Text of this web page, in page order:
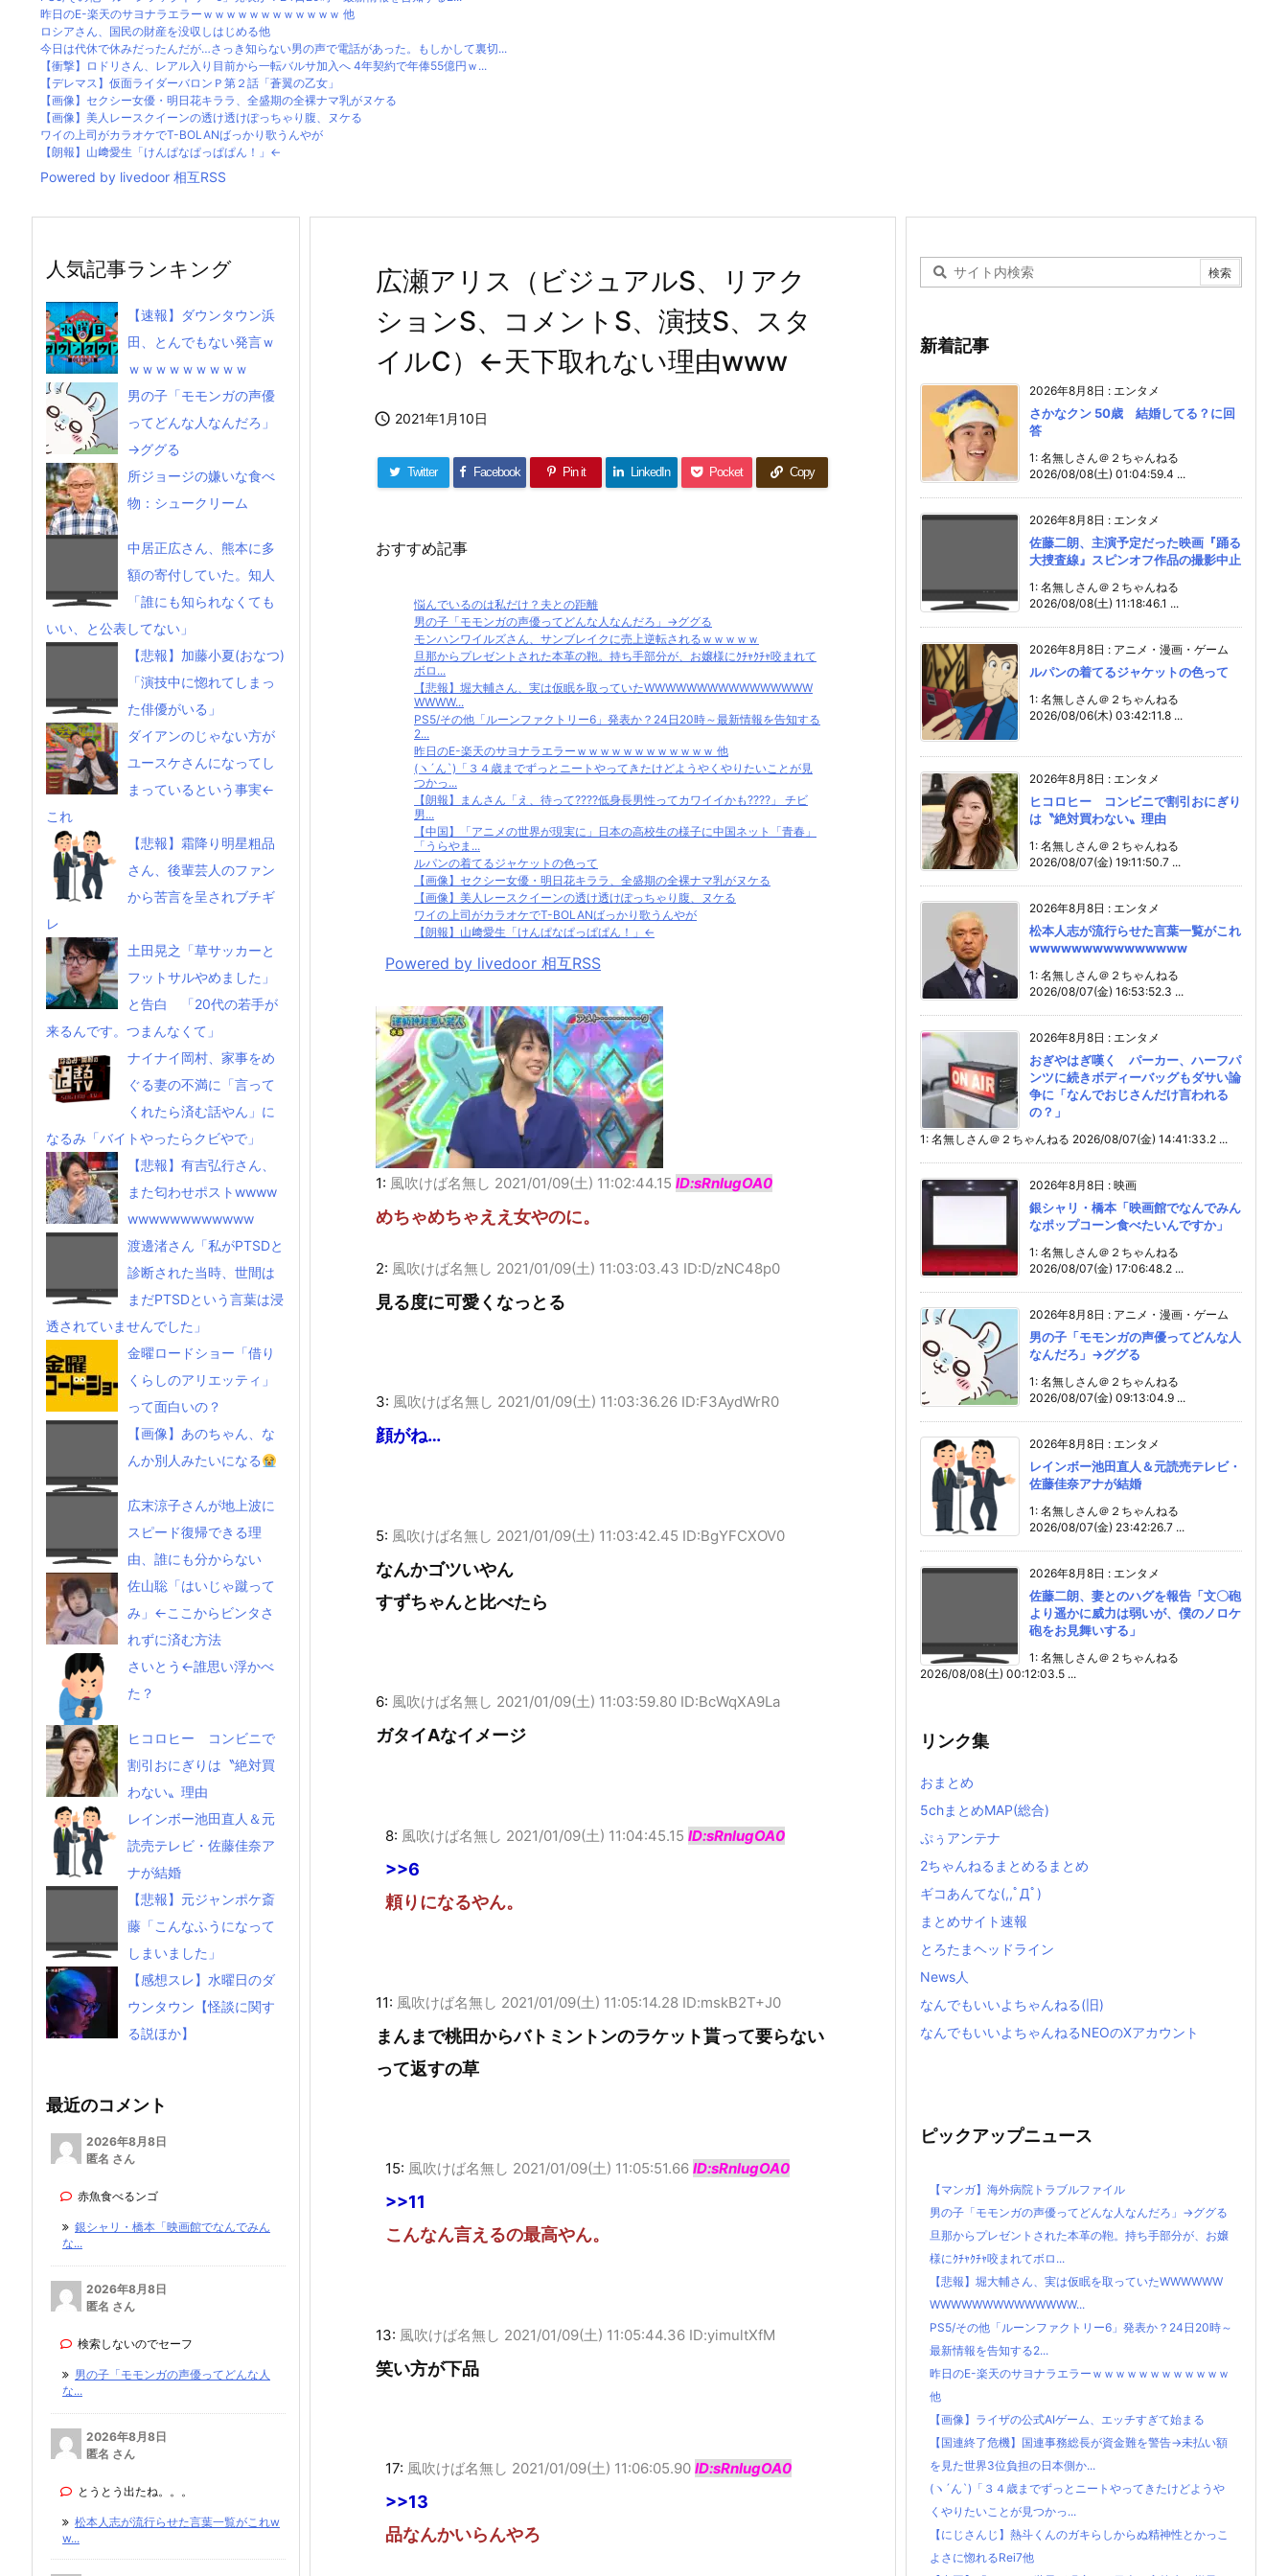
昨日のE-楽天のサヨナラエラーｗｗｗｗｗｗｗｗｗｗｗｗ 他
ロシアさん、国民の財産を没収しはじめる他
今日は代休で休みだったんだが…さっき知らない男の声で電話があった。もしかして裏切...
【衝撃】ロドリさん、レアル入り目前から一転バルサ加入へ 4年契約で年俸55億円ｗ...
【デレマス】仮面ライダーバロンＰ第２話「蒼翼の乙女」
【画像】セクシー女優・明日花キララ、全盛期の全裸ナマ乳がヌケる
【画像】美人レースクイーンの透け透けぽっちゃり腹、ヌケる
ワイの上司がカラオケでT-BOLANばっかり歌うんやが
【朗報】山﨑愛生「けんぱなぱっぱぱん！」←
Powered by livedoor 相互RSS
広瀬アリス（ビジュアルS、リアク
ションS、コメントS、演技S、スタ
イルC）←天下取れない理由www
 2021年1月10日
Twitter Facebook Pin it LinkedIn Pocket Copy
おすすめ記事
悩んでいるのは私だけ？夫との距離
男の子「モモンガの声優ってどんな人なんだろ」→ググる
モンハンワイルズさん、サンブレイクに売上逆転されるｗｗｗｗｗ
旦那からプレゼントされた本革の鞄。持ち手部分が、お嬢様にｸﾁｬｸﾁｬ咬まれて
ボロ...
【悲報】堀大輔さん、実は仮眠を取っていたWWWWWWWWWWWWWWWW
WWWW...
PS5/その他「ルーンファクトリー6」発表か？24日20時～最新情報を告知する
2...
昨日のE-楽天のサヨナラエラーｗｗｗｗｗｗｗｗｗｗｗｗ 他
(ヽ´ん`)「３４歳までずっとニートやってきたけどようやくやりたいことが見
つかっ...
【朗報】まんさん「え、待って????低身長男性ってカワイイかも????」 チビ
男...
【中国】「アニメの世界が現実に」日本の高校生の様子に中国ネット「青春」
「うらやま...
ルパンの着てるジャケットの色って
【画像】セクシー女優・明日花キララ、全盛期の全裸ナマ乳がヌケる
【画像】美人レースクイーンの透け透けぽっちゃり腹、ヌケる
ワイの上司がカラオケでT-BOLANばっかり歌うんやが
【朗報】山﨑愛生「けんぱなぱっぱぱん！」←
Powered by livedoor 相互RSS
1: 風吹けば名無し 2021/01/09(土) 11:02:44.15 ID:sRnlugOA0
めちゃめちゃええ女やのに。
2: 風吹けば名無し 2021/01/09(土) 11:03:03.43 ID:D/zNC48p0
見る度に可愛くなっとる
3: 風吹けば名無し 2021/01/09(土) 11:03:36.26 ID:F3AydWrR0
顔がね…
5: 風吹けば名無し 2021/01/09(土) 11:03:42.45 ID:BgYFCXOV0
なんかゴツいやん
すずちゃんと比べたら
6: 風吹けば名無し 2021/01/09(土) 11:03:59.80 ID:BcWqXA9La
ガタイAなイメージ
8: 風吹けば名無し 2021/01/09(土) 11:04:45.15 ID:sRnlugOA0
>>6
頼りになるやん。
11: 風吹けば名無し 2021/01/09(土) 11:05:14.28 ID:mskB2T+J0
まんまで桃田からバトミントンのラケット貰って要らない
って返すの草
15: 風吹けば名無し 2021/01/09(土) 11:05:51.66 ID:sRnlugOA0
>>11
こんなん言えるの最高やん。
13: 風吹けば名無し 2021/01/09(土) 11:05:44.36 ID:yimultXfM
笑い方が下品
17: 風吹けば名無し 2021/01/09(土) 11:06:05.90 ID:sRnlugOA0
>>13
品なんかいらんやろ
人気記事ランキング
【速報】ダウンタウン浜
田、とんでもない発言ｗ
ｗｗｗｗｗｗｗｗｗ
男の子「モモンガの声優
ってどんな人なんだろ」
→ググる
所ジョージの嫌いな食べ
物：シュークリーム
中居正広さん、熊本に多
額の寄付していた。知人
「誰にも知られなくても
いい、と公表してない」
【悲報】加藤小夏(おなつ)
「演技中に惚れてしまっ
た俳優がいる」
ダイアンのじゃない方が
ユースケさんになってし
まっているという事実←
これ
【悲報】霜降り明星粗品
さん、後輩芸人のファン
から苦言を呈されブチギ
レ
土田晃之「草サッカーと
フットサルやめました」
と告白 「20代の若手が
来るんです。つまんなくて」
ナイナイ岡村、家事をめ
ぐる妻の不満に「言って
くれたら済む話やん」に
なるみ「バイトやったらクビやで」
【悲報】有吉弘行さん、
また匂わせポストwwww
wwwwwwwwwwww
渡邊渚さん「私がPTSDと
診断された当時、世間は
まだPTSDという言葉は浸
透されていませんでした」
金曜ロードショー「借り
くらしのアリエッティ」
って面白いの？
【画像】あのちゃん、な
んか別人みたいになる
広末涼子さんが地上波に
スピード復帰できる理
由、誰にも分からない
佐山聡「はいじゃ蹴って
み」←ここからビンタさ
れずに済む方法
さいとう←誰思い浮かべ
た？
ヒコロヒー コンビニで
割引おにぎりは〝絶対買
わない〟理由
レインボー池田直人＆元
読売テレビ・佐藤佳奈ア
ナが結婚
【悲報】元ジャンポケ斎
藤「こんなふうになって
しまいました」
【感想スレ】水曜日のダ
ウンタウン【怪談に関す
る説ほか】
最近のコメント
2026年8月8日
匿名 さん
赤魚食べるンゴ
銀シャリ・橋本「映画館でなんでみん
な...
2026年8月8日
匿名 さん
検索しないのでセーフ
男の子「モモンガの声優ってどんな人
な...
2026年8月8日
匿名 さん
とうとう出たね。。。
松本人志が流行らせた言葉一覧がこれw
w...
新着記事
2026年8月8日 : エンタメ
さかなクン 50歳 結婚してる？に回
答
1: 名無しさん＠２ちゃんねる
2026/08/08(土) 01:04:59.4 ...
2026年8月8日 : エンタメ
佐藤二朗、主演予定だった映画『踊る
大捜査線』スピンオフ作品の撮影中止
1: 名無しさん＠２ちゃんねる
2026/08/08(土) 11:18:46.1 ...
2026年8月8日 : アニメ・漫画・ゲーム
ルパンの着てるジャケットの色って
1: 名無しさん＠２ちゃんねる
2026/08/06(木) 03:42:11.8 ...
2026年8月8日 : エンタメ
ヒコロヒー コンビニで割引おにぎり
は〝絶対買わない〟理由
1: 名無しさん＠２ちゃんねる
2026/08/07(金) 19:11:50.7 ...
2026年8月8日 : エンタメ
松本人志が流行らせた言葉一覧がこれ
wwwwwwwwwwwwwww
1: 名無しさん＠２ちゃんねる
2026/08/07(金) 16:53:52.3 ...
2026年8月8日 : エンタメ
おぎやはぎ嘆く パーカー、ハーフパ
ンツに続きボディーバッグもダサい論
争に「なんでおじさんだけ言われる
の？」
1: 名無しさん＠２ちゃんねる 2026/08/07(金) 14:41:33.2 ...
2026年8月8日 : 映画
銀シャリ・橋本「映画館でなんでみん
なポップコーン食べたいんですか」
1: 名無しさん＠２ちゃんねる
2026/08/07(金) 17:06:48.2 ...
2026年8月8日 : アニメ・漫画・ゲーム
男の子「モモンガの声優ってどんな人
なんだろ」→ググる
1: 名無しさん＠２ちゃんねる
2026/08/07(金) 09:13:04.9 ...
2026年8月8日 : エンタメ
レインボー池田直人＆元読売テレビ・
佐藤佳奈アナが結婚
1: 名無しさん＠２ちゃんねる
2026/08/07(金) 23:42:26.7 ...
2026年8月8日 : エンタメ
佐藤二朗、妻とのハグを報告「文〇砲
より遥かに威力は弱いが、僕のノロケ
砲をお見舞いする」
1: 名無しさん＠２ちゃんねる
2026/08/08(土) 00:12:03.5 ...
リンク集
おまとめ
5chまとめMAP(総合)
ぷぅアンテナ
2ちゃんねるまとめるまとめ
ギコあんてな(,,ﾟДﾟ)
まとめサイト速報
とろたまヘッドライン
News人
なんでもいいよちゃんねる(旧)
なんでもいいよちゃんねるNEOのXアカウント
ピックアップニュース
【マンガ】海外病院トラブルファイル
男の子「モモンガの声優ってどんな人なんだろ」→ググる
旦那からプレゼントされた本革の鞄。持ち手部分が、お嬢
様にｸﾁｬｸﾁｬ咬まれてボロ...
【悲報】堀大輔さん、実は仮眠を取っていたWWWWWW
WWWWWWWWWWWWWW...
PS5/その他「ルーンファクトリー6」発表か？24日20時～
最新情報を告知する2...
昨日のE-楽天のサヨナラエラーｗｗｗｗｗｗｗｗｗｗｗｗ
他
【画像】ライザの公式AIゲーム、エッチすぎて始まる
【国連終了危機】国連事務総長が資金難を警告→未払い額
を見た世界3位負担の日本側か...
(ヽ´ん`)「３４歳までずっとニートやってきたけどようや
くやりたいことが見つかっ...
【にじさんじ】熱斗くんのガキらしからぬ精神性とかっこ
よさに惚れるRei7他